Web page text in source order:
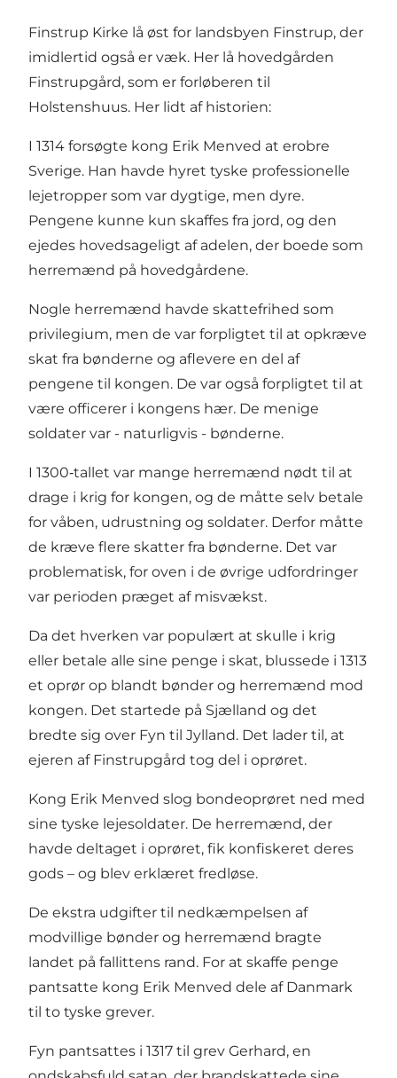
Finstrup Kirke lå øst for landsbyen Finstrup, der
imidlertid også er væk. Her lå hovedgården
Finstrupgård, som er forløberen til
Holstenshuus. Her lidt af historien:
I 1314 forsøgte kong Erik Menved at erobre
Sverige. Han havde hyret tyske professionelle
lejetropper som var dygtige, men dyre.
Pengene kunne kun skaffes fra jord, og den
ejedes hovedsageligt af adelen, der boede som
herremænd på hovedgårdene.
Nogle herremænd havde skattefrihed som
privilegium, men de var forpligtet til at opkræve
skat fra bønderne og aflevere en del af
pengene til kongen. De var også forpligtet til at
være officerer i kongens hær. De menige
soldater var - naturligvis - bønderne.
I 1300‑tallet var mange herremænd nødt til at
drage i krig for kongen, og de måtte selv betale
for våben, udrustning og soldater. Derfor måtte
de kræve flere skatter fra bønderne. Det var
problematisk, for oven i de øvrige udfordringer
var perioden præget af misvækst.
Da det hverken var populært at skulle i krig
eller betale alle sine penge i skat, blussede i 1313
et oprør op blandt bønder og herremænd mod
kongen. Det startede på Sjælland og det
bredte sig over Fyn til Jylland. Det lader til, at
ejeren af Finstrupgård tog del i oprøret.
Kong Erik Menved slog bondeoprøret ned med
sine tyske lejesoldater. De herremænd, der
havde deltaget i oprøret, fik konfiskeret deres
gods – og blev erklæret fredløse.
De ekstra udgifter til nedkæmpelsen af
modvillige bønder og herremænd bragte
landet på fallittens rand. For at skaffe penge
pantsatte kong Erik Menved dele af Danmark
til to tyske grever.
Fyn pantsattes i 1317 til grev Gerhard, en